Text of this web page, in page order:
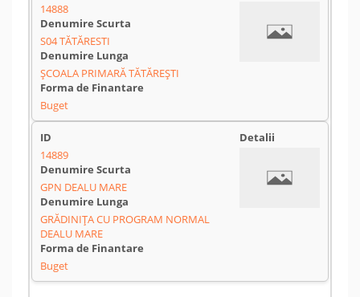
14888
S04 TĂTĂRESTI
ȘCOALA PRIMARĂ TĂTĂREȘTI
Buget
14889
GPN DEALU MARE
GRĂDINIȚA CU PROGRAM NORMAL
DEALU MARE
Buget